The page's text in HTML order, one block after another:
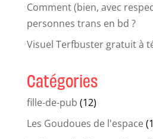
Comment (bien, avec
personnes trans en bd ?
Visuel Terfbuster gratuit à
Catégories
fille-de-pub (12)
Les Goudoues de l'espace